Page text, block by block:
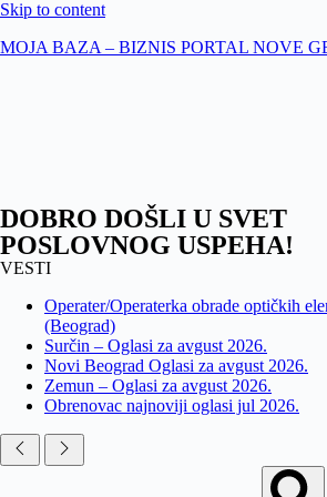
Skip to content
MOJA BAZA – BIZNIS PORTAL NOVE
DOBRO DOŠLI U SVET
POSLOVNOG USPEHA!
VESTI
Operater/Operaterka obrade optičkih
(Beograd)
Surčin – Oglasi za avgust 2026.
Novi Beograd Oglasi za avgust 2026.
Zemun – Oglasi za avgust 2026.
Obrenovac najnoviji oglasi jul 2026.